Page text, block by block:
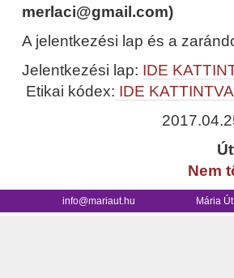
merlaci@gmail.com)
A jelentkezési lap és a
Jelentkezési lap: IDE
Etikai kódex: IDE
Nem
info@mariaut.hu Mária